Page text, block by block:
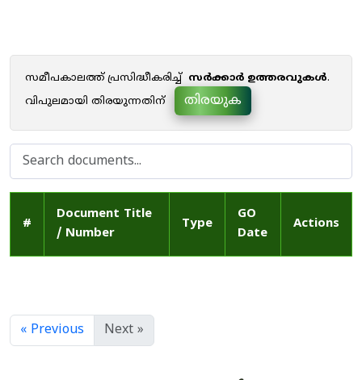
സമീപകാലത്ത് പ്രസിദ്ധീകരിച്ച് സർക്കാർ ഉത്തരവുകൾ.
വിപുലമായി തിരയുന്നതിന്
തിരയുക
#
Document Title
/ Number
Type
GO
Date
Actions
« Previous Next »